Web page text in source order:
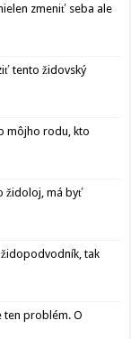
zmeniť seba ale
tento židovský
môjho rodu, kto
židoloj, má byť
židopodvodník, tak
ten problém. O